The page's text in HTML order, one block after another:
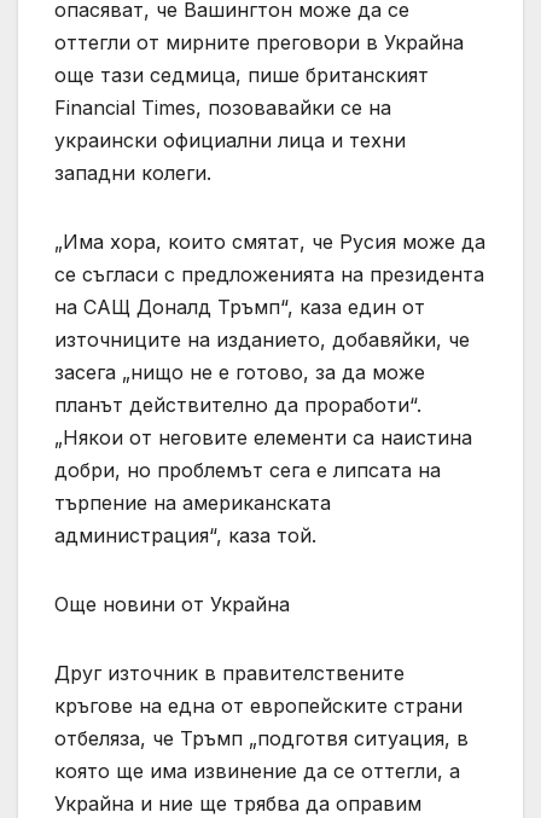
опасяват, че Вашингтон може да се
оттегли от мирните преговори в Украйна
още тази седмица, пише британският
Financial Times, позовавайки се на
украински официални лица и техни
западни колеги.
„Има хора, които смятат, че Русия може да
се съгласи с предложенията на президента
на САЩ Доналд Тръмп“, каза един от
източниците на изданието, добавяйки, че
засега „нищо не е готово, за да може
планът действително да проработи“.
„Някои от неговите елементи са наистина
добри, но проблемът сега е липсата на
търпение на американската
администрация“, каза той.
Още новини от Украйна
Друг източник в правителствените
кръгове на една от европейските страни
отбеляза, че Тръмп „подготвя ситуация, в
която ще има извинение да се оттегли, а
Украйна и ние ще трябва да оправим